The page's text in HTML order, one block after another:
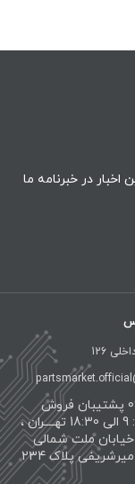
در خبرنامه ما
09981120998 پشتیبان فروش
پاسخگویی : 9 الی 18:30 تهــــران ،
خیابان ملت شمالی
پلاک 234